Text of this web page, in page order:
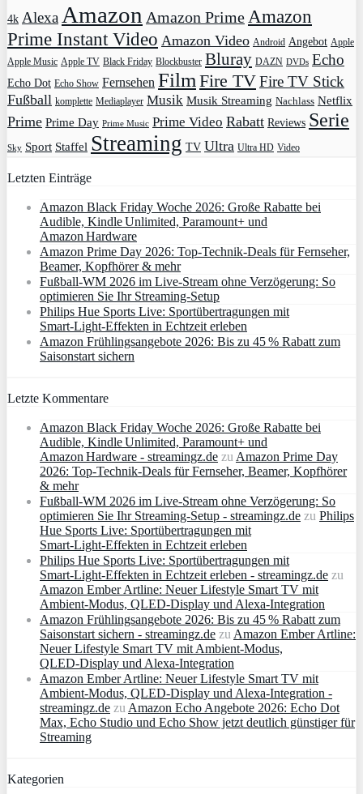
4k Alexa Amazon Amazon Prime Amazon
Prime Instant Video Amazon Video Android Angebot Apple
Apple Music Apple TV Black Friday Blockbuster Bluray DAZN DVDs Echo
Echo Dot Echo Show Fernsehen Film Fire TVFire TV Stick
Fußball komplette Mediaplayer Musik Musik Streaming Nachlass Netflix
Prime Prime Day Prime Music Prime Video Rabatt Reviews Serie
Sky Sport Staffel Streaming TV Ultra Ultra HD Video
Letzten Einträge
Amazon Black Friday Woche 2026: Große Rabatte bei
Audible, Kindle Unlimited, Paramount+ und
Amazon Hardware
Amazon Prime Day 2026: Top-Technik-Deals für Fernseher,
Beamer, Kopfhörer & mehr
Fußball-WM 2026 im Live-Stream ohne Verzögerung: So
optimieren Sie Ihr Streaming-Setup
Philips Hue Sports Live: Sportübertragungen mit
Smart‑Light‑Effekten in Echtzeit erleben
Amazon Frühlingsangebote 2026: Bis zu 45 % Rabatt zum
Saisonstart sichern
Letzte Kommentare
Amazon Black Friday Woche 2026: Große Rabatte bei
Audible, Kindle Unlimited, Paramount+ und
Amazon Hardware - streamingz.de zu Amazon Prime Day
2026: Top-Technik-Deals für Fernseher, Beamer, Kopfhörer
& mehr
Fußball-WM 2026 im Live-Stream ohne Verzögerung: So
optimieren Sie Ihr Streaming-Setup - streamingz.de zu Philips
Hue Sports Live: Sportübertragungen mit
Smart‑Light‑Effekten in Echtzeit erleben
Philips Hue Sports Live: Sportübertragungen mit
Smart‑Light‑Effekten in Echtzeit erleben - streamingz.de zu
Amazon Ember Artline: Neuer Lifestyle Smart TV mit
Ambient‑Modus, QLED‑Display und Alexa‑Integration
Amazon Frühlingsangebote 2026: Bis zu 45 % Rabatt zum
Saisonstart sichern - streamingz.de zu Amazon Ember Artline:
Neuer Lifestyle Smart TV mit Ambient‑Modus,
QLED‑Display und Alexa‑Integration
Amazon Ember Artline: Neuer Lifestyle Smart TV mit
Ambient‑Modus, QLED‑Display und Alexa‑Integration -
streamingz.de zu Amazon Echo Angebote 2026: Echo Dot
Max, Echo Studio und Echo Show jetzt deutlich günstiger für
Streaming
Kategorien